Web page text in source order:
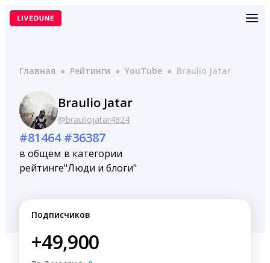
Перейти
Главная ● Рейтинги ● YouTube ● Braulio Jatar
Braulio Jatar
@brauliojatar4824
#81464
в общем
рейтинге
#36387
в категории
"Люди и блоги"
Подписчиков
+49,900